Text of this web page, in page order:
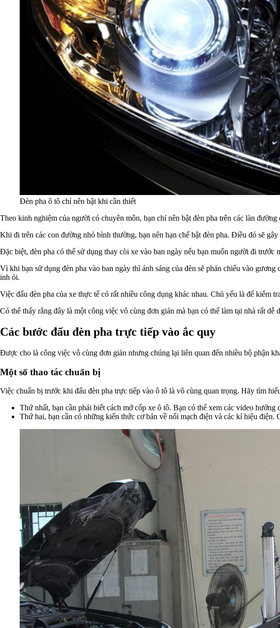
Đèn pha ô tô chỉ nên bật khi cần thiết
Theo kinh nghiệm của người có chuyên môn, bạn chỉ nên bật đèn pha trên các làn
Khi đi trên các con đường nhỏ bình thường, bạn nên hạn chế bật đèn pha. Điều đó sẽ
Đặc biệt, đèn pha có thể sử dụng thay còi xe vào ban ngày nếu bạn muốn người đi
Vì khi bạn sử dụng đèn pha vào ban ngày thì ánh sáng của đèn sẽ phản chiếu vào
inh ỏi.
Việc đấu đèn pha của xe thực tế có rất nhiều công dụng khác nhau. Chủ yếu là để kiểm
Có thể thấy rằng đây là một công việc vô cùng đơn giản mà bạn có thể làm tại nhà rất
Các bước đấu đèn pha trực tiếp vào ắc quy
Được cho là công việc vô cùng đơn giản nhưng chúng lại liên quan đến nhiều bộ phận
Một số thao tác chuẩn bị
Việc chuẩn bị trước khi đấu đèn pha trực tiếp vào ô tô là vô cùng quan trọng. Hãy tìm
Thứ nhất, bạn cần phải biết cách mở cốp xe ô tô. Bạn có thể xem các video
Thứ hai, bạn cần có những kiến thức cơ bản về nối mạch điện và các kí hiệu